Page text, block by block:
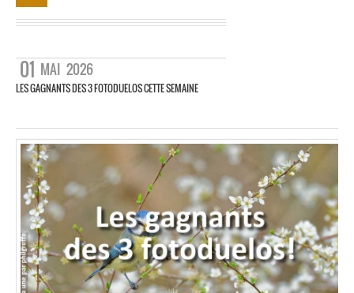
01 MAI 2026
LES GAGNANTS DES 3 FOTODUELOS CETTE SEMAINE